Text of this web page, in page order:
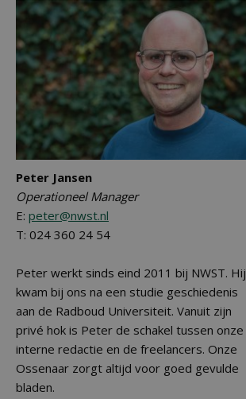
Peter Jansen
Operationeel Manager
E: peter@nwst.nl
T: 024 360 24 54
Peter werkt sinds eind 2011 bij NWST. Hij
kwam bij ons na een studie geschiedenis
aan de Radboud Universiteit. Vanuit zijn
privé hok is Peter de schakel tussen onze
interne redactie en de freelancers. Onze
Ossenaar zorgt altijd voor goed gevulde
bladen.